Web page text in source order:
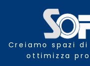
Creiamo spazi
ottimizza